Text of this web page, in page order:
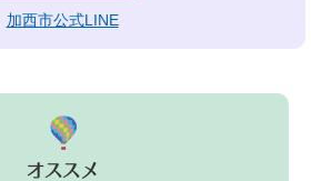
加西市公式LINE